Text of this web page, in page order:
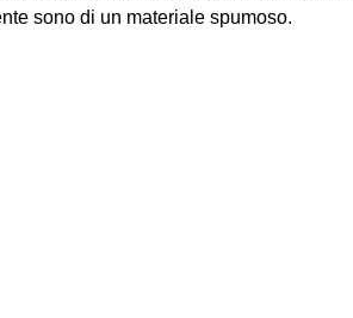
sono di un materiale spumoso.